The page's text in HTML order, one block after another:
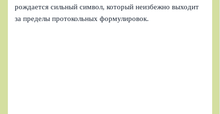
рождается сильный символ, который неизбежно выходит
за пределы протокольных формулировок.